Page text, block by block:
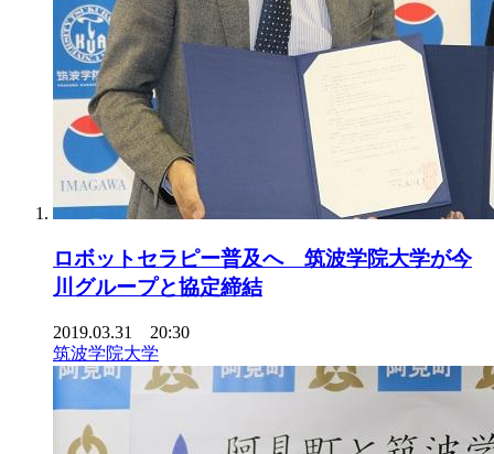
ロボットセラピー普及へ 筑波学院大学が今
川グループと協定締結
2019.03.31 20:30
筑波学院大学